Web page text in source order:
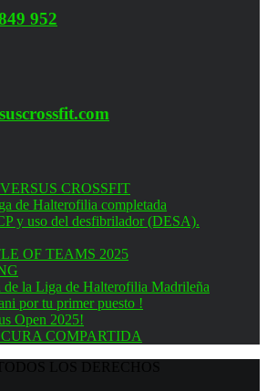
952
CROSSFIT
de Halterofilia completada
y uso del desfibrilador (DESA).
OF TEAMS 2025
de la Liga de Halterofilia Madrileña
por tu primer puesto !
Open 2025!
COMPARTIDA